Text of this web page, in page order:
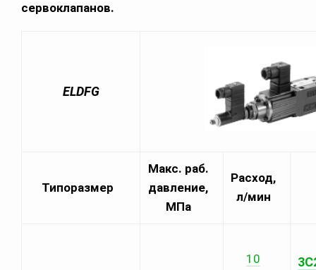
сервоклапанов.
ELDFG
Типоразмер
Макс. раб.
давление,
МПа
Расход,
л/мин
10